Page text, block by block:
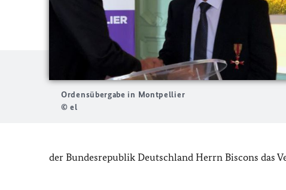
Ordensübergabe in Montpellier
© el
der Bundesrepublik Deutschland Herrn Biscons das